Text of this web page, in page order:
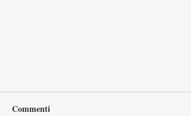
Commenti